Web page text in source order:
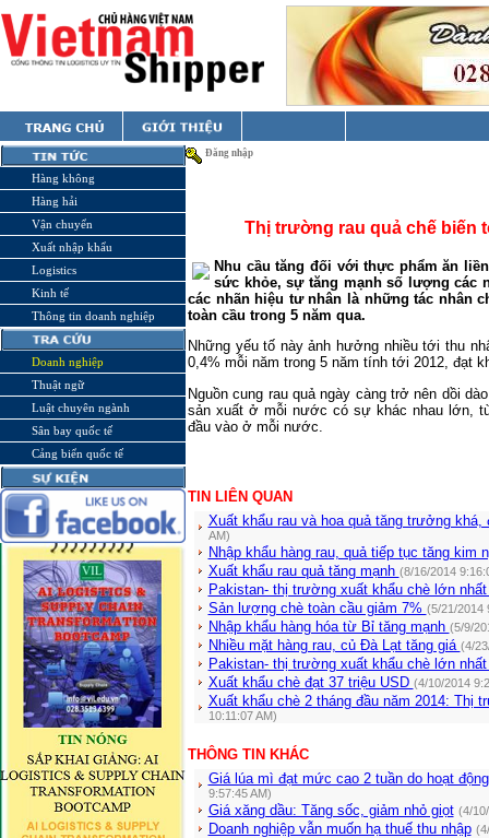
Hàng không
Hàng hải
Vận chuyển
Xuất nhập khẩu
Logistics
Kinh tế
Thông tin doanh nghiệp
Doanh nghiệp
Thuật ngữ
Luật chuyên ngành
Sân bay quốc tế
Cảng biển quốc tế
Đăng nhập
Thị trường rau quả chế biến
Nhu cầu tăng đối với thực phẩm ăn
sức khỏe, sự tăng mạnh số lượng các
các nhãn hiệu tư nhân là những tác nhân
toàn cầu trong 5 năm qua.
Những yếu tố này ảnh hưởng nhiều tới thu
0,4% mỗi năm trong 5 năm tính tới 2012, đạt
Nguồn cung rau quả ngày càng trở nên dồi
sản xuất ở mỗi nước có sự khác nhau lớn,
đầu vào ở mỗi nước.
TIN LIÊN QUAN
Xuất khẩu rau và hoa quả tăng trưởng
AM)
Nhập khẩu hàng rau, quả tiếp tục tăng kim
Xuất khẩu rau quả tăng mạnh (8/16/2014
Pakistan- thị trường xuất khẩu chè lớn
Sản lượng chè toàn cầu giảm 7% (5/21/2014
Nhập khẩu hàng hóa từ Bỉ tăng mạnh (5/9/
Nhiều mặt hàng rau, củ Đà Lạt tăng giá (4/
Pakistan- thị trường xuất khẩu chè lớn
Xuất khẩu chè đạt 37 triệu USD (4/10/2014
Xuất khẩu chè 2 tháng đầu năm 2014: Thị
10:11:07 AM)
THÔNG TIN KHÁC
Giá lúa mì đạt mức cao 2 tuần do hoạt
9:57:45 AM)
Giá xăng dầu: Tăng sốc, giảm nhỏ giọt (4/
Doanh nghiệp vẫn muốn hạ thuế thu nhập